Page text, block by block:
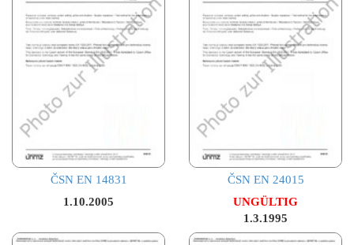
ČSN EN 14831
1.10.2005
ČSN EN 24015
UNGÜLTIG
1.3.1995